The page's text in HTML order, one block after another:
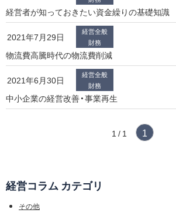
経営者が知っておきたい資金繰りの基礎知識
2021年7月29日
経営全般
財務
物流費高騰時代の物流費削減
2021年6月30日
経営全般
財務
中小企業の経営改善・事業再生
1 / 1 1
経営コラム カテゴリ
その他